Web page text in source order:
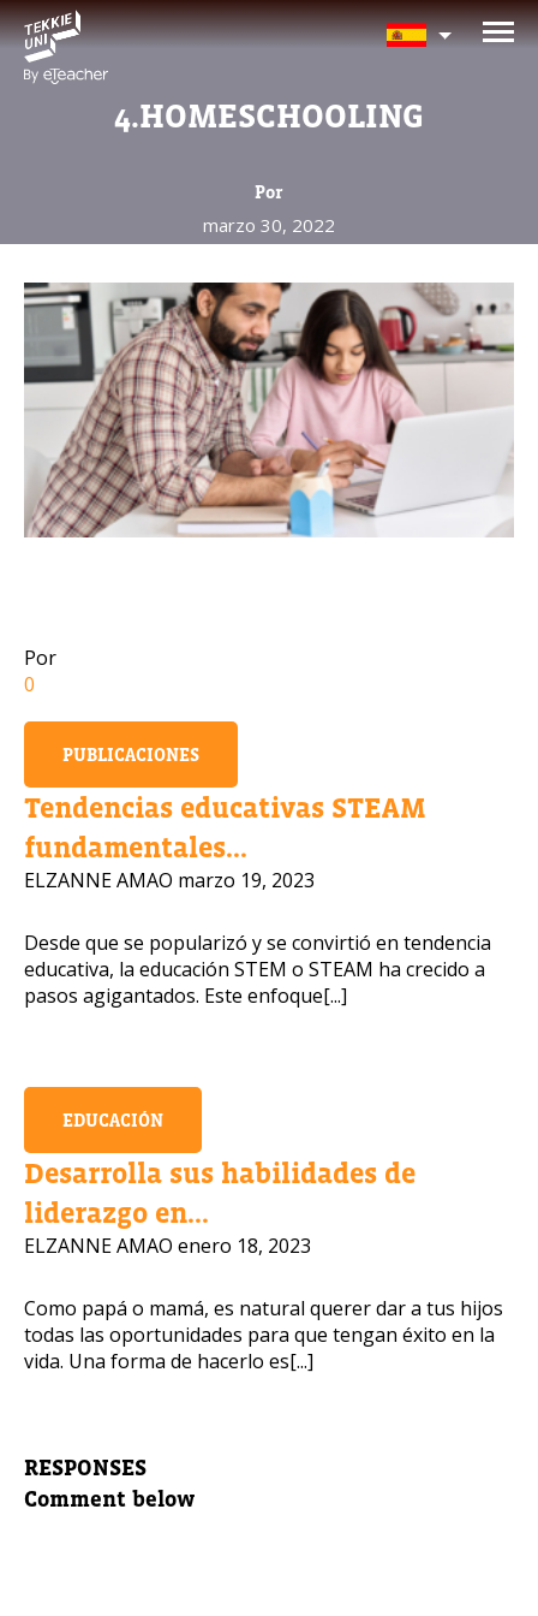
4.HOMESCHOOLING
Por
marzo 30, 2022
Por
0
PUBLICACIONES
Tendencias educativas STEAM
fundamentales...
ELZANNE AMAO marzo 19, 2023
Desde que se popularizó y se convirtió en tendencia
educativa, la educación STEM o STEAM ha crecido a
pasos agigantados. Este enfoque[...]
EDUCACIÓN
Desarrolla sus habilidades de
liderazgo en...
ELZANNE AMAO enero 18, 2023
Como papá o mamá, es natural querer dar a tus hijos
todas las oportunidades para que tengan éxito en la
vida. Una forma de hacerlo es[...]
RESPONSES
Comment below
¿Te interesan nuestros
programas?
Nombre completo del padre/madre
La edad de su hijo/a
La edad de su hijo/a
Correo electrónico del padre/madre
OBTENER INFORMACIÓN